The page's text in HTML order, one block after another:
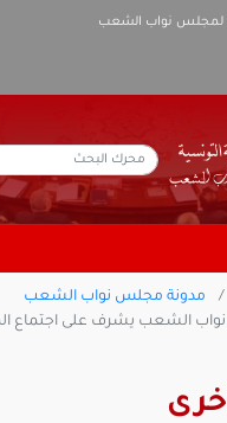
لمجلس نواب الشعب
مدونة مجلس نواب الشعب
الشعب يشرف على اجتماع